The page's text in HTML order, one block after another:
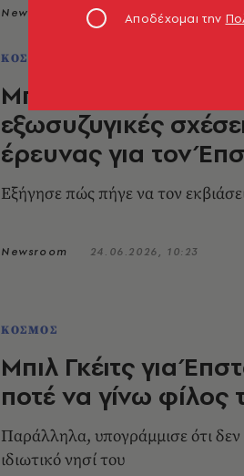
Newsroom 14.07.2026, 16:29
ΚΟΣΜΟΣ
Μπιλ Γκέιτς:
εξωσυζυγικές
έρευνας για τον
Εξήγησε πώς πήγε να τον
Newsroom 24.06.2026, 10:23
ΚΟΣΜΟΣ
Μπιλ Γκέιτς για
ποτέ να γίνω φίλος
Παράλληλα, υπογράμμισε ότι
ιδιωτικό νησί του
Αποδέχομαι την